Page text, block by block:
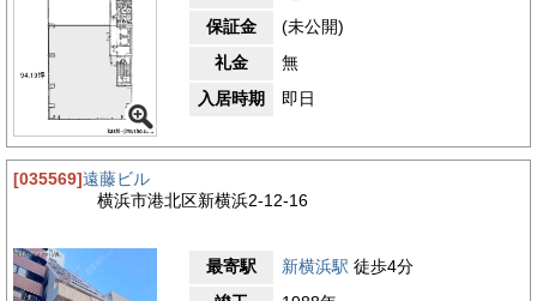
保証金
(未公開)
礼金
無
入居時期
即日
[035569]遠藤ビル
横浜市港北区新横浜2-12-16
最寄駅 新横浜駅 徒歩4分